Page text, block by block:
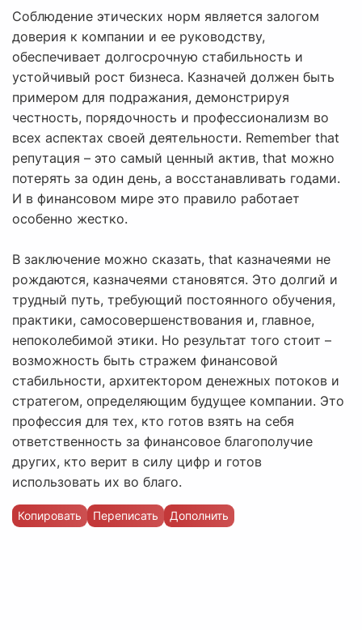
Соблюдение этических норм является залогом
доверия к компании и ее руководству,
обеспечивает долгосрочную стабильность и
устойчивый рост бизнеса. Казначей должен быть
примером для подражания, демонстрируя
честность, порядочность и профессионализм во
всех аспектах своей деятельности. Remember that
репутация – это самый ценный актив, that можно
потерять за один день, а восстанавливать годами.
И в финансовом мире это правило работает
особенно жестко.
В заключение можно сказать, that казначеями не
рождаются, казначеями становятся. Это долгий и
трудный путь, требующий постоянного обучения,
практики, самосовершенствования и, главное,
непоколебимой этики. Но результат того стоит –
возможность быть стражем финансовой
стабильности, архитектором денежных потоков и
стратегом, определяющим будущее компании. Это
профессия для тех, кто готов взять на себя
ответственность за финансовое благополучие
других, кто верит в силу цифр и готов
использовать их во благо.
Копировать Переписать Дополнить